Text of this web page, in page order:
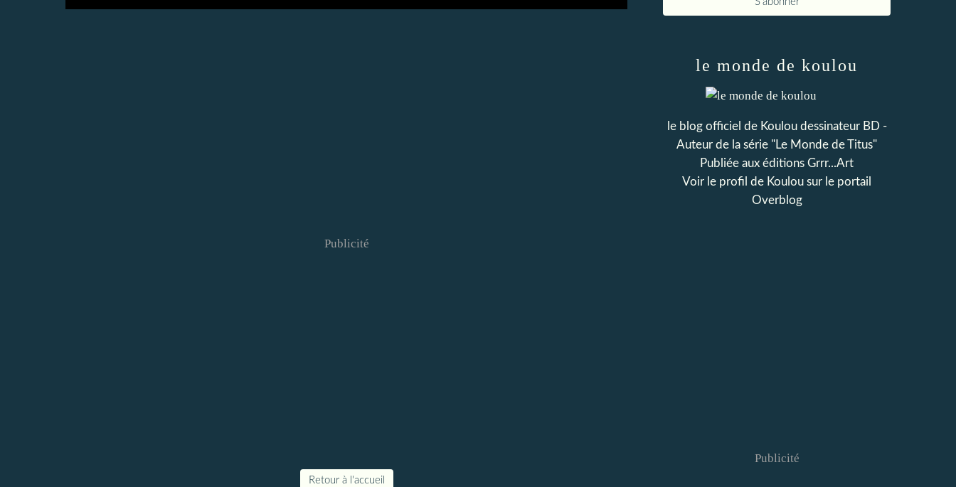
Publicité
Retour à l'accueil
le monde de koulou
le blog officiel de Koulou dessinateur BD -
Auteur de la série "Le Monde de Titus"
Publiée aux éditions Grrr...Art
Voir le profil de Koulou sur le portail
Overblog
Publicité